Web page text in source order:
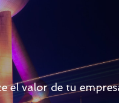
el valor de tu